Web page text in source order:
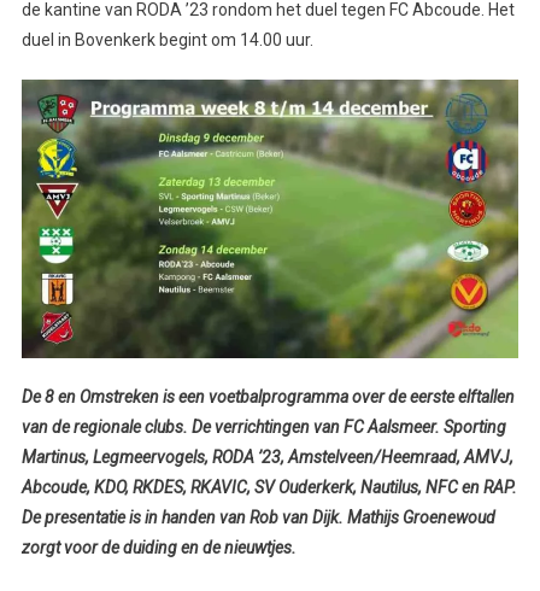
de kantine van RODA ’23 rondom het duel tegen FC Abcoude. Het
duel in Bovenkerk begint om 14.00 uur.
De 8 en Omstreken is een voetbalprogramma over de eerste elftallen
van de regionale clubs. De verrichtingen van FC Aalsmeer. Sporting
Martinus, Legmeervogels, RODA ’23, Amstelveen/Heemraad, AMVJ,
Abcoude, KDO, RKDES, RKAVIC, SV Ouderkerk, Nautilus, NFC en RAP.
De presentatie is in handen van Rob van Dijk. Mathijs Groenewoud
zorgt voor de duiding en de nieuwtjes.